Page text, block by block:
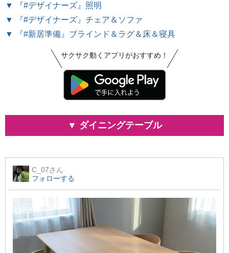
▼ 『#デザイナーズ』照明
▼ 『#デザイナーズ』チェア＆ソファ
▼ 『#新居準備』ブラインド＆ラグ＆床＆寝具
サクサク動くアプリがおすすめ！
▼ ダイニングテーブル
C_07さん
フォローする